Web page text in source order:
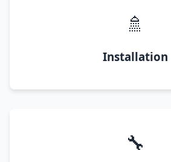
🚿
Installation
🔧